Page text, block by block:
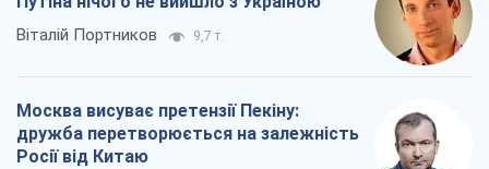
Віталій Портников 9,7 т.
Москва висуває претензії Пекіну:
дружба перетворюється на залежність
Росії від Китаю